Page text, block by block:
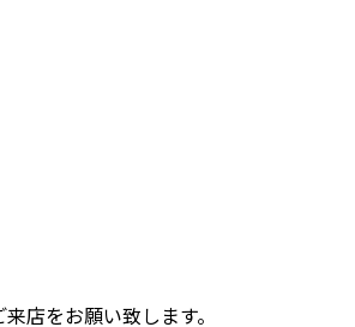
店をお願い致します。